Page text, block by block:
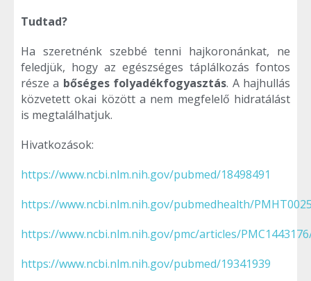
Tudtad?
Ha szeretnénk szebbé tenni hajkoronánkat, ne
feledjük, hogy az egészséges táplálkozás fontos
része a bőséges folyadékfogyasztás. A hajhullás
közvetett okai között a nem megfelelő hidratálást
is megtalálhatjuk.
Hivatkozások:
https://www.ncbi.nlm.nih.gov/pubmed/18498491
https://www.ncbi.nlm.nih.gov/pubmedhealth/
https://www.ncbi.nlm.nih.gov/pmc/articles/
https://www.ncbi.nlm.nih.gov/pubmed/19341939